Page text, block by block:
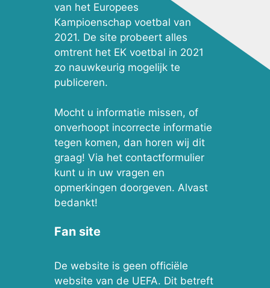
van het Europees
Kampioenschap voetbal van
2021. De site probeert alles
omtrent het EK voetbal in 2021
zo nauwkeurig mogelijk te
publiceren.
Mocht u informatie missen, of
onverhoopt incorrecte informatie
tegen komen, dan horen wij dit
graag! Via het contactformulier
kunt u in uw vragen en
opmerkingen doorgeven. Alvast
bedankt!
Fan site
De website is geen officiële
website van de UEFA. Dit betreft